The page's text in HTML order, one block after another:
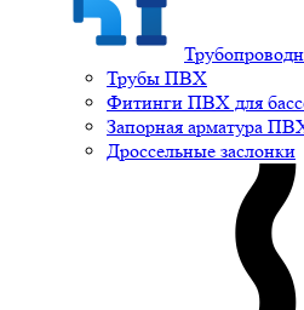
Трубы ПВХ
Фитинги ПВХ для
Запорная арматура
Дроссельные заслонки